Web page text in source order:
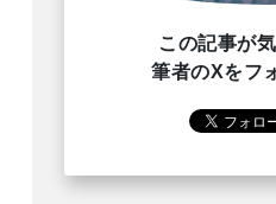
この記事が
筆者のXをフ